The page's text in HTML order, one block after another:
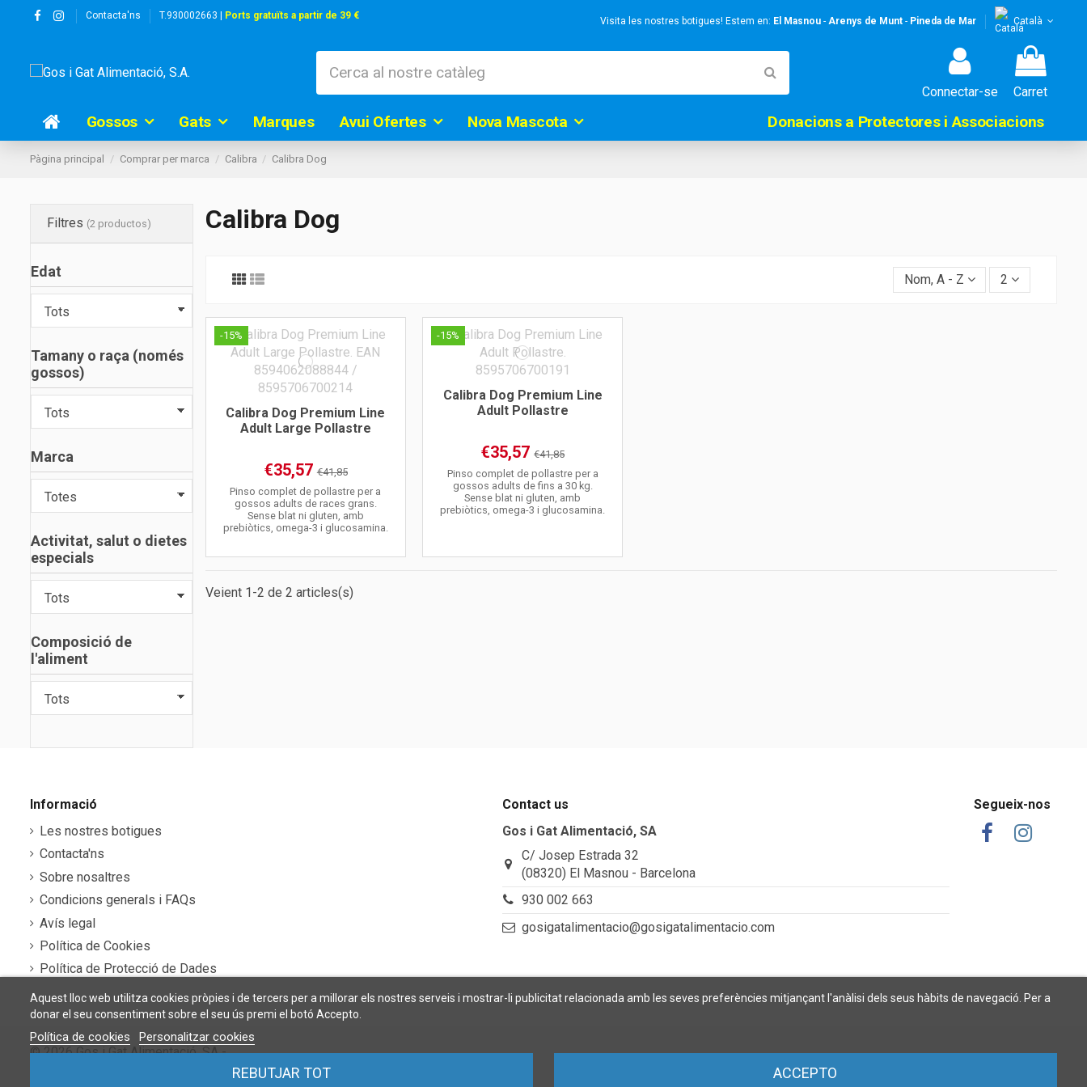
Contacta'ns T.930002663 | Ports gratuïts a partir de 39 €
Visita les nostres botigues! Estem en: El Masnou- Arenys de Munt- Pineda de Mar Català
Connectar-se Carret
Gossos Gats Marques Avui Ofertes Nova Mascota Donacions a Protectores i Associacions
Pàgina principal Comprar per marca Calibra Calibra Dog
Calibra Dog
Nom, A - Z 2
-15%
Calibra Dog Premium Line
Adult Large Pollastre
€35,57€41,85
Pinso complet de pollastre per a
gossos adults de races grans.
Sense blat ni gluten, amb
prebiòtics, omega-3 i glucosamina.
-15%
Calibra Dog Premium Line
Adult Pollastre
€35,57€41,85
Pinso complet de pollastre per a
gossos adults de fins a 30 kg.
Sense blat ni gluten, amb
prebiòtics, omega-3 i glucosamina.
Veient 1-2 de 2 articles(s)
Filtres (2 productos)
Edat
Tamany o raça (només
gossos)
Marca
Activitat, salut o dietes
especials
Composició de
l'aliment
Informació
Les nostres botigues
Contacta'ns
Sobre nosaltres
Condicions generals i FAQs
Avís legal
Política de Cookies
Política de Protecció de Dades
Contact us
Gos i Gat Alimentació, SA
C/ Josep Estrada 32
(08320) El Masnou - Barcelona
930 002 663
gosigatalimentacio@gosigatalimentacio.com
Aquest lloc web utilitza cookies pròpies i de tercers per a millorar els nostres serveis i mostrar-li publicitat relacionada amb les seves preferències mitjançant l'anàlisi dels seus hàbits de navegació. Per a
donar el seu consentiment sobre el seu ús premi el botó Accepto.
Política de cookies Personalitzar cookies
REBUTJAR TOT ACCEPTO
Segueix-nos
©2026 Gos i Gat Alimentació, SA -